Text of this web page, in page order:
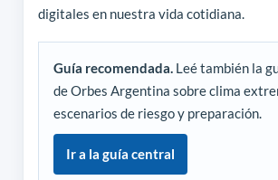
digitales en nuestra vida cotidiana.
Guía recomendada.Leé también la
de Orbes Argentina sobre clima
escenarios de riesgo y preparación.
Ir a la guía central